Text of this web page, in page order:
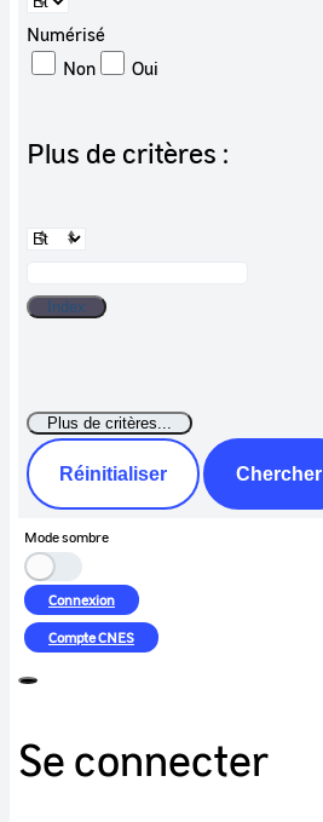
Numérisé
Non
Oui
Plus de critères :
Réinitialiser Chercher
Mode sombre
Connexion
CompteCNES
Se connecter